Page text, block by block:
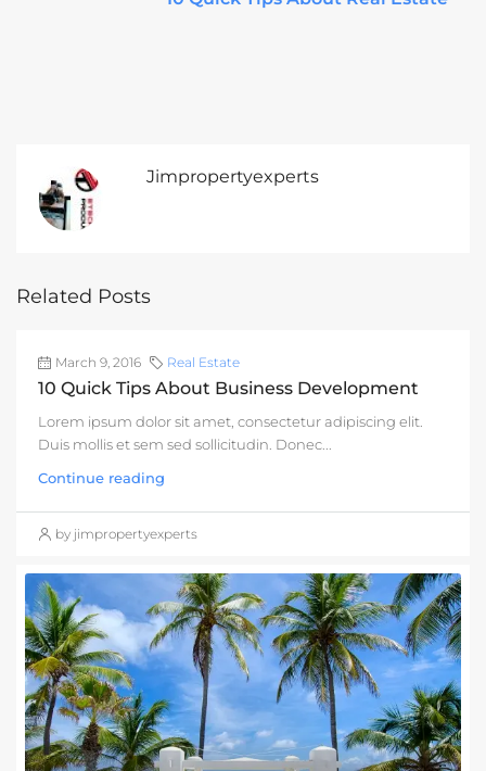
Jimpropertyexperts
Related Posts
March 9, 2016 Real Estate
10 Quick Tips About Business Development
Lorem ipsum dolor sit amet, consectetur adipiscing elit.
Duis mollis et sem sed sollicitudin. Donec...
Continue reading
by jimpropertyexperts